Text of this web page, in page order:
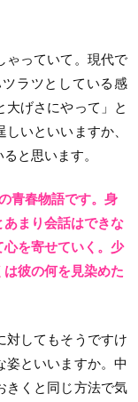
ゃっていて。現代で
ラツとしている感
大げさにやって」と
いといいますか、
と思います。
青春物語です。身
まり会話はできな
を寄せていく。少
彼の何を見染めた
対してもそうですけ
姿といいますか。中
きくと同じ方法で気